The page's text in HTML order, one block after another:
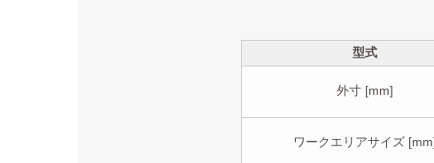
型式
外寸 [mm]
ワークエリアサイズ